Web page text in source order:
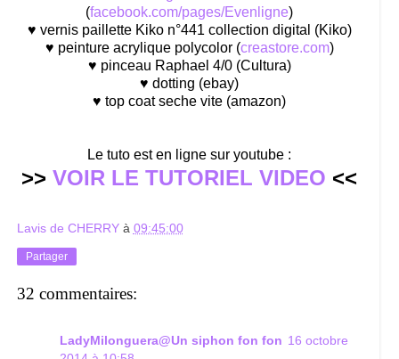
(facebook.com/pages/Evenligne)
♥ vernis paillette Kiko n°441 collection digital (Kiko)
♥ peinture acrylique polycolor (creastore.com)
♥ pinceau Raphael 4/0 (Cultura)
♥ dotting (ebay)
♥ top coat seche vite (amazon)
Le tuto est en ligne sur youtube :
>>VOIR LE TUTORIEL VIDEO <<
Lavis de CHERRY à 09:45:00
Partager
32 commentaires:
LadyMilonguera@Un siphon fon fon 16 octobre